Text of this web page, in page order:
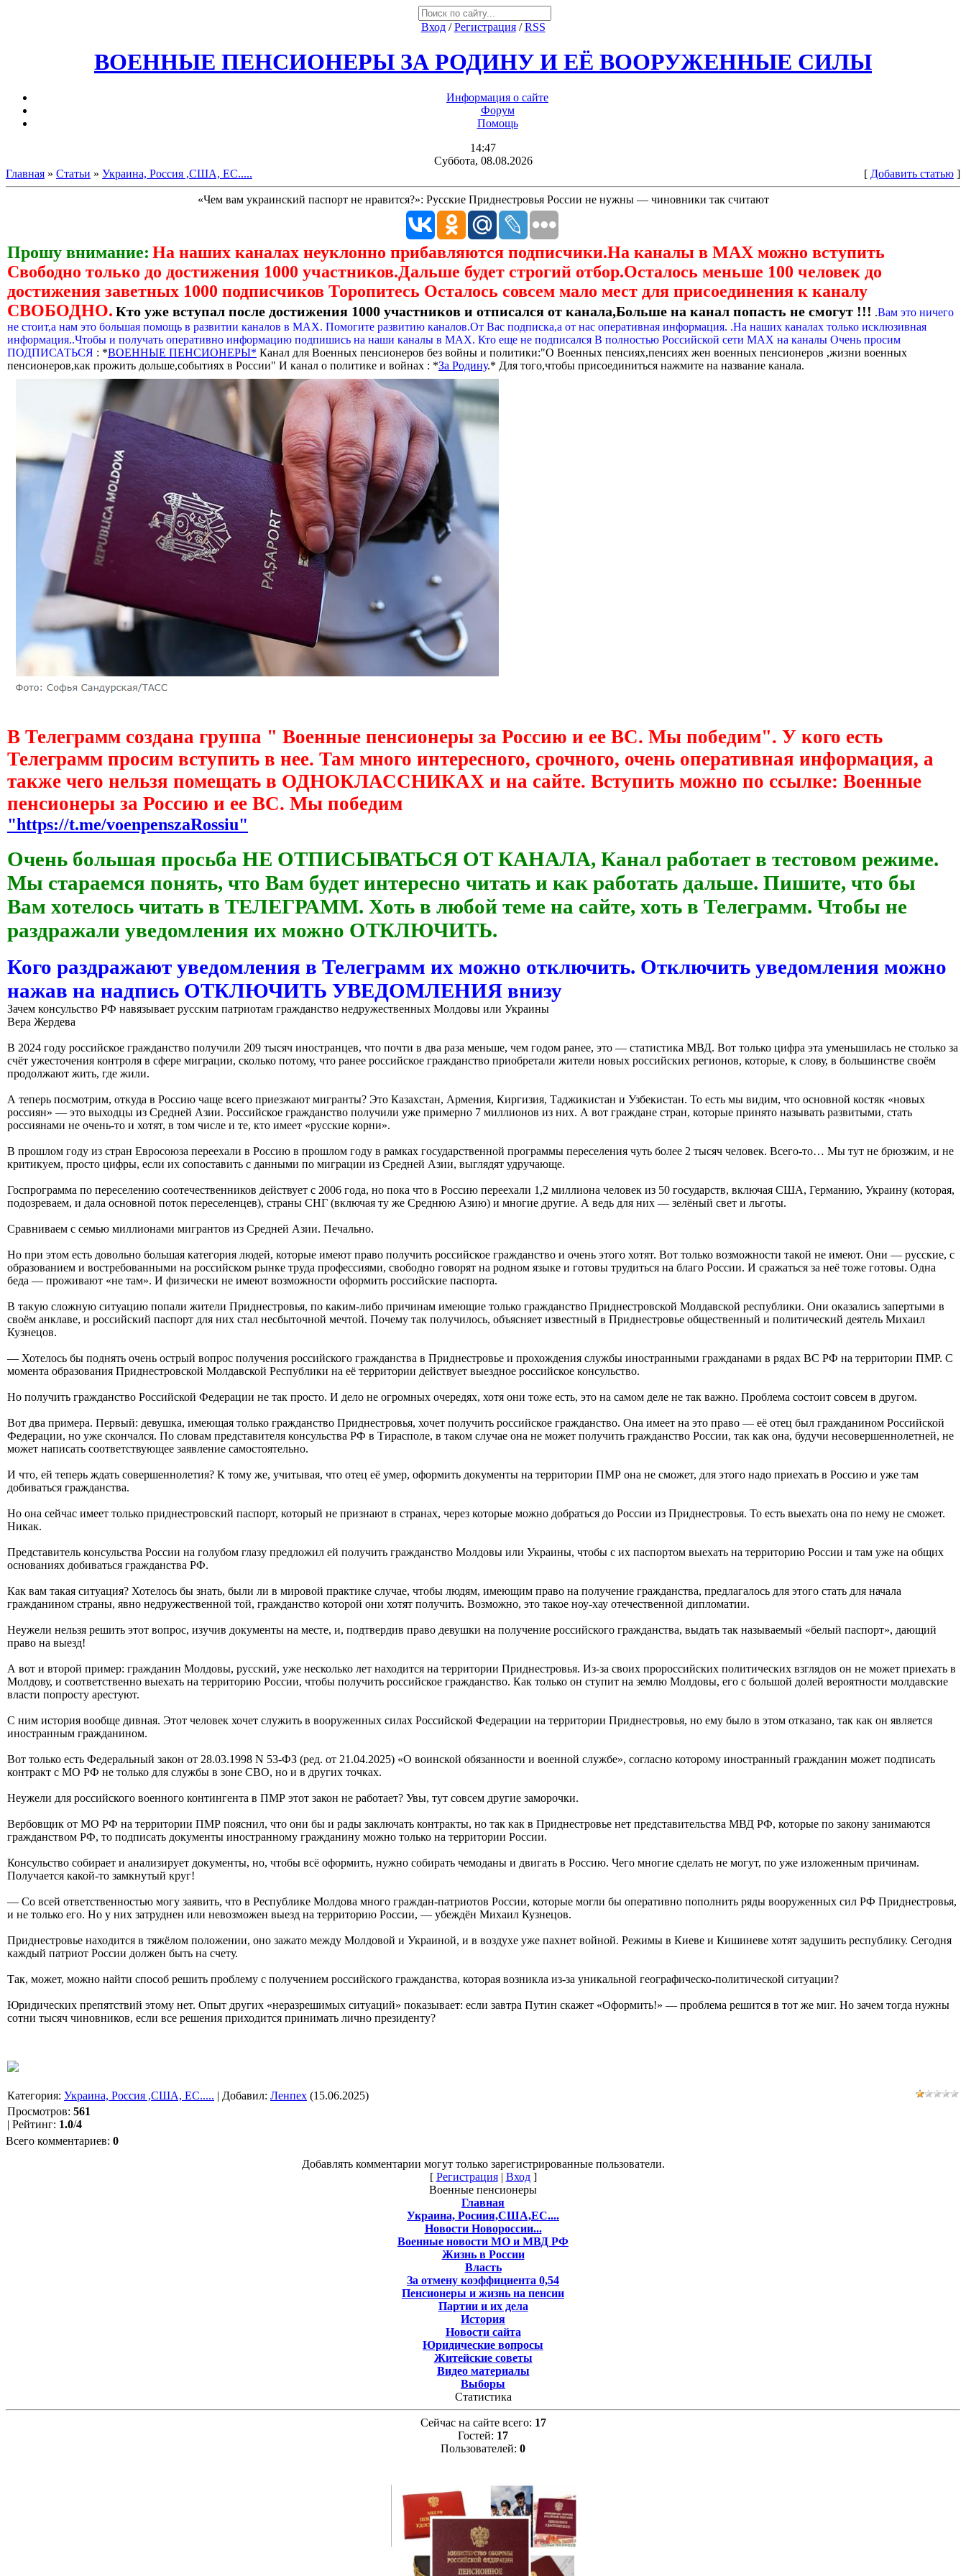
Вход/Регистрация/RSS
ВОЕННЫЕ ПЕНСИОНЕРЫ ЗА РОДИНУ И ЕЁ ВООРУЖЕННЫЕ СИЛЫ
Информация о сайте
Форум
Помощь
14:47
Суббота, 08.08.2026
Главная » Статьи » Украина, Россия ,США, ЕС..... [ Добавить статью ]
«Чем вам украинский паспорт не нравится?»: Русские Приднестровья России не нужны — чиновники так считают
Прошу внимание: На наших каналах неуклонно прибавляются подписчики.На каналы в МАХ можно вступить
Свободно только до достижения 1000 участников.Дальше будет строгий отбор.Осталось меньше 100 человек до
достижения заветных 1000 подписчиков Торопитесь Осталось совсем мало мест для присоединения к каналу
СВОБОДНО. Кто уже вступал после достижения 1000 участников и отписался от канала,Больше на канал попасть не смогут !!! .Вам это ничего
не стоит,а нам это большая помощь в развитии каналов в МАХ. Помогите развитию каналов.От Вас подписка,а от нас оперативная информация. .На наших каналах только исклюзивная
информация..Чтобы и получать оперативно информацию подпишись на наши каналы в МАХ. Кто еще не подписался В полностью Российской сети МАХ на каналы Очень просим
ПОДПИСАТЬСЯ : *ВОЕННЫЕ ПЕНСИОНЕРЫ* Канал для Военных пенсионеров без войны и политики:"О Военных пенсиях,пенсиях жен военных пенсионеров ,жизни военных
пенсионеров,как прожить дольше,событиях в России" И канал о политике и войнах : *За Родину.* Для того,чтобы присоединиться нажмите на название канала.
В Телеграмм создана группа " Военные пенсионеры за Россию и ее ВС. Мы победим". У кого есть
Телеграмм просим вступить в нее. Там много интересного, срочного, очень оперативная информация, а
также чего нельзя помещать в ОДНОКЛАССНИКАХ и на сайте. Вступить можно по ссылке: Военные
пенсионеры за Россию и ее ВС. Мы победим
"https://t.me/voenpenszaRossiu"
Очень большая просьба НЕ ОТПИСЫВАТЬСЯ ОТ КАНАЛА, Канал работает в тестовом режиме.
Мы стараемся понять, что Вам будет интересно читать и как работать дальше. Пишите, что бы
Вам хотелось читать в ТЕЛЕГРАММ. Хоть в любой теме на сайте, хоть в Телеграмм. Чтобы не
раздражали уведомления их можно ОТКЛЮЧИТЬ.
Кого раздражают уведомления в Телеграмм их можно отключить. Отключить уведомления можно
нажав на надпись ОТКЛЮЧИТЬ УВЕДОМЛЕНИЯ внизу
Зачем консульство РФ навязывает русским патриотам гражданство недружественных Молдовы или Украины
Вера Жердева
В 2024 году российское гражданство получили 209 тысяч иностранцев, что почти в два раза меньше, чем годом ранее, это — статистика МВД. Вот только цифра эта уменьшилась не столько за
счёт ужесточения контроля в сфере миграции, сколько потому, что ранее российское гражданство приобретали жители новых российских регионов, которые, к слову, в большинстве своём
продолжают жить, где жили.
А теперь посмотрим, откуда в Россию чаще всего приезжают мигранты? Это Казахстан, Армения, Киргизия, Таджикистан и Узбекистан. То есть мы видим, что основной костяк «новых
россиян» — это выходцы из Средней Азии. Российское гражданство получили уже примерно 7 миллионов из них. А вот граждане стран, которые принято называть развитыми, стать
россиянами не очень-то и хотят, в том числе и те, кто имеет «русские корни».
В прошлом году из стран Евросоюза переехали в Россию в прошлом году в рамках государственной программы переселения чуть более 2 тысяч человек. Всего-то… Мы тут не брюзжим, и не
критикуем, просто цифры, если их сопоставить с данными по миграции из Средней Азии, выглядят удручающе.
Госпрограмма по переселению соотечественников действует с 2006 года, но пока что в Россию переехали 1,2 миллиона человек из 50 государств, включая США, Германию, Украину (которая,
подозреваем, и дала основной поток переселенцев), страны СНГ (включая ту же Среднюю Азию) и многие другие. А ведь для них — зелёный свет и льготы.
Сравниваем с семью миллионами мигрантов из Средней Азии. Печально.
Но при этом есть довольно большая категория людей, которые имеют право получить российское гражданство и очень этого хотят. Вот только возможности такой не имеют. Они — русские, с
образованием и востребованными на российском рынке труда профессиями, свободно говорят на родном языке и готовы трудиться на благо России. И сражаться за неё тоже готовы. Одна
беда — проживают «не там». И физически не имеют возможности оформить российские паспорта.
В такую сложную ситуацию попали жители Приднестровья, по каким-либо причинам имеющие только гражданство Приднестровской Молдавской республики. Они оказались запертыми в
своём анклаве, и российский паспорт для них стал несбыточной мечтой. Почему так получилось, объясняет известный в Приднестровье общественный и политический деятель Михаил
Кузнецов.
— Хотелось бы поднять очень острый вопрос получения российского гражданства в Приднестровье и прохождения службы иностранными гражданами в рядах ВС РФ на территории ПМР. С
момента образования Приднестровской Молдавской Республики на её территории действует выездное российское консульство.
Но получить гражданство Российской Федерации не так просто. И дело не огромных очередях, хотя они тоже есть, это на самом деле не так важно. Проблема состоит совсем в другом.
Вот два примера. Первый: девушка, имеющая только гражданство Приднестровья, хочет получить российское гражданство. Она имеет на это право — её отец был гражданином Российской
Федерации, но уже скончался. По словам представителя консульства РФ в Тирасполе, в таком случае она не может получить гражданство России, так как она, будучи несовершеннолетней, не
может написать соответствующее заявление самостоятельно.
И что, ей теперь ждать совершеннолетия? К тому же, учитывая, что отец её умер, оформить документы на территории ПМР она не сможет, для этого надо приехать в Россию и уже там
добиваться гражданства.
Но она сейчас имеет только приднестровский паспорт, который не признают в странах, через которые можно добраться до России из Приднестровья. То есть выехать она по нему не сможет.
Никак.
Представитель консульства России на голубом глазу предложил ей получить гражданство Молдовы или Украины, чтобы с их паспортом выехать на территорию России и там уже на общих
основаниях добиваться гражданства РФ.
Как вам такая ситуация? Хотелось бы знать, были ли в мировой практике случае, чтобы людям, имеющим право на получение гражданства, предлагалось для этого стать для начала
гражданином страны, явно недружественной той, гражданство которой они хотят получить. Возможно, это такое ноу-хау отечественной дипломатии.
Неужели нельзя решить этот вопрос, изучив документы на месте, и, подтвердив право девушки на получение российского гражданства, выдать так называемый «белый паспорт», дающий
право на выезд!
А вот и второй пример: гражданин Молдовы, русский, уже несколько лет находится на территории Приднестровья. Из-за своих пророссийских политических взглядов он не может приехать в
Молдову, и соответственно выехать на территорию России, чтобы получить российское гражданство. Как только он ступит на землю Молдовы, его с большой долей вероятности молдавские
власти попросту арестуют.
С ним история вообще дивная. Этот человек хочет служить в вооруженных силах Российской Федерации на территории Приднестровья, но ему было в этом отказано, так как он является
иностранным гражданином.
Вот только есть Федеральный закон от 28.03.1998 N 53-ФЗ (ред. от 21.04.2025) «О воинской обязанности и военной службе», согласно которому иностранный гражданин может подписать
контракт с МО РФ не только для службы в зоне СВО, но и в других точках.
Неужели для российского военного контингента в ПМР этот закон не работает? Увы, тут совсем другие заморочки.
Вербовщик от МО РФ на территории ПМР пояснил, что они бы и рады заключать контракты, но так как в Приднестровье нет представительства МВД РФ, которые по закону занимаются
гражданством РФ, то подписать документы иностранному гражданину можно только на территории России.
Консульство собирает и анализирует документы, но, чтобы всё оформить, нужно собирать чемоданы и двигать в Россию. Чего многие сделать не могут, по уже изложенным причинам.
Получается какой-то замкнутый круг!
— Со всей ответственностью могу заявить, что в Республике Молдова много граждан-патриотов России, которые могли бы оперативно пополнить ряды вооруженных сил РФ Приднестровья,
и не только его. Но у них затруднен или невозможен выезд на территорию России, — убеждён Михаил Кузнецов.
Приднестровье находится в тяжёлом положении, оно зажато между Молдовой и Украиной, и в воздухе уже пахнет войной. Режимы в Киеве и Кишиневе хотят задушить республику. Сегодня
каждый патриот России должен быть на счету.
Так, может, можно найти способ решить проблему с получением российского гражданства, которая возникла из-за уникальной географическо-политической ситуации?
Юридических препятствий этому нет. Опыт других «неразрешимых ситуаций» показывает: если завтра Путин скажет «Оформить!» — проблема решится в тот же миг. Но зачем тогда нужны
сотни тысяч чиновников, если все решения приходится принимать лично президенту?
Категория: Украина, Россия ,США, ЕС..... | Добавил: Ленпех (15.06.2025)
Просмотров: 561
| Рейтинг: 1.0/4
Всего комментариев: 0
Добавлять комментарии могут только зарегистрированные пользователи.
[ Регистрация| Вход]
Военные пенсионеры
Главная
Украина, Росиия,США,ЕС....
Новости Новороссии...
Военные новости МО и МВД РФ
Жизнь в России
Власть
За отмену коэффициента 0,54
Пенсионеры и жизнь на пенсии
Партии и их дела
История
Новости сайта
Юридические вопросы
Житейские советы
Видео материалы
Выборы
Статистика
Сейчас на сайте всего: 17
Гостей: 17
Пользователей: 0